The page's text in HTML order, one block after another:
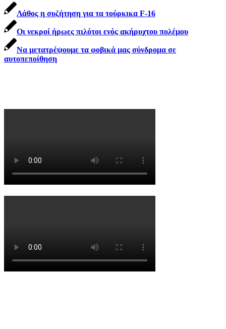
Λάθος η συζήτηση για τα τούρκικα F-16
Οι νεκροί ήρωες πιλότοι ενός ακήρυχτου πολέμου
Να μετατρέψουμε τα φοβικά μας σύνδρομα σε
αυτοπεποίθηση